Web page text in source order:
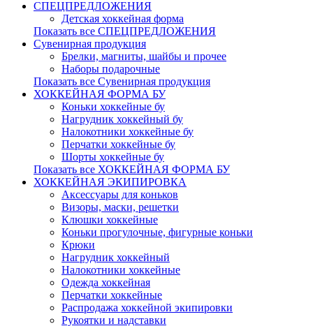
СПЕЦПРЕДЛОЖЕНИЯ
Детская хоккейная форма
Показать все СПЕЦПРЕДЛОЖЕНИЯ
Сувенирная продукция
Брелки, магниты, шайбы и прочее
Наборы подарочные
Показать все Сувенирная продукция
ХОККЕЙНАЯ ФОРМА БУ
Коньки хоккейные бу
Нагрудник хоккейный бу
Налокотники хоккейные бу
Перчатки хоккейные бу
Шорты хоккейные бу
Показать все ХОККЕЙНАЯ ФОРМА БУ
ХОККЕЙНАЯ ЭКИПИРОВКА
Аксессуары для коньков
Визоры, маски, решетки
Клюшки хоккейные
Коньки прогулочные, фигурные коньки
Крюки
Нагрудник хоккейный
Налокотники хоккейные
Одежда хоккейная
Перчатки хоккейные
Распродажа хоккейной экипировки
Рукоятки и надставки